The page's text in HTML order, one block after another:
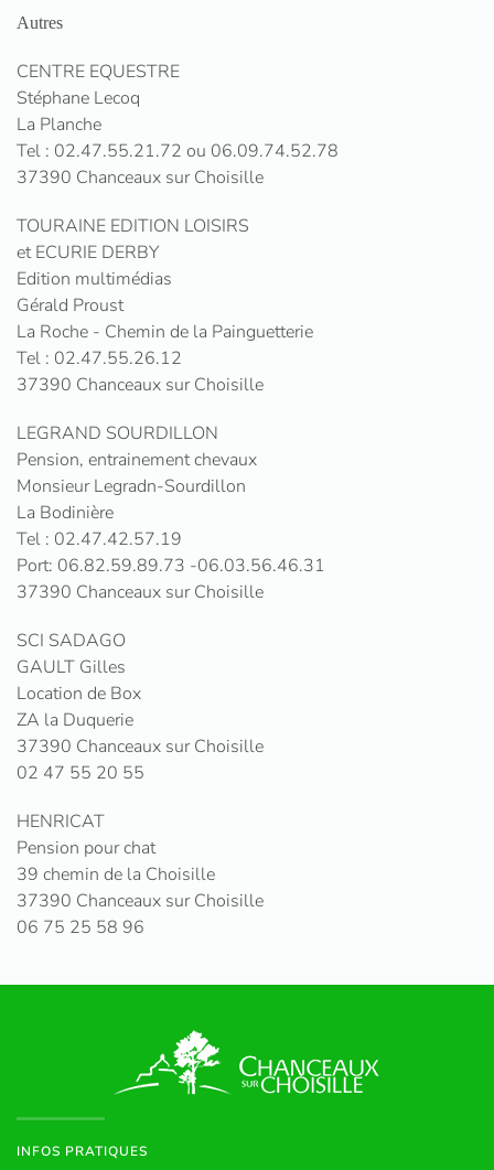
Autres
CENTRE EQUESTRE
Stéphane Lecoq
La Planche
Tel : 02.47.55.21.72 ou 06.09.74.52.78
37390 Chanceaux sur Choisille
TOURAINE EDITION LOISIRS
et ECURIE DERBY
Edition multimédias
Gérald Proust
La Roche - Chemin de la Painguetterie
Tel : 02.47.55.26.12
37390 Chanceaux sur Choisille
LEGRAND SOURDILLON
Pension, entrainement chevaux
Monsieur Legradn-Sourdillon
La Bodinière
Tel : 02.47.42.57.19
Port: 06.82.59.89.73 -06.03.56.46.31
37390 Chanceaux sur Choisille
SCI SADAGO
GAULT Gilles
Location de Box
ZA la Duquerie
37390 Chanceaux sur Choisille
02 47 55 20 55
HENRICAT
Pension pour chat
39 chemin de la Choisille
37390 Chanceaux sur Choisille
06 75 25 58 96
INFOS PRATIQUES